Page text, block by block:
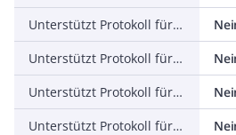
Unterstützt Protokoll für PROFINET IO
Unterstützt Protokoll für PROFINET CBA
Unterstützt Protokoll für SERCOS
Unterstützt Protokoll für Foundation Fieldbus